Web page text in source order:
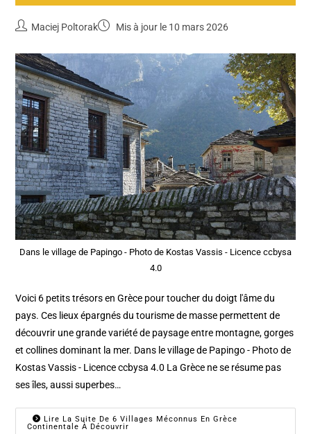
Maciej Poltorak Mis à jour le 10 mars 2026
Dans le village de Papingo - Photo de Kostas Vassis - Licence ccbysa
4.0
Voici 6 petits trésors en Grèce pour toucher du doigt l'âme du
pays. Ces lieux épargnés du tourisme de masse permettent de
découvrir une grande variété de paysage entre montagne, gorges
et collines dominant la mer. Dans le village de Papingo - Photo de
Kostas Vassis - Licence ccbysa 4.0 La Grèce ne se résume pas
ses îles, aussi superbes…
Lire La Suite De 6 Villages Méconnus En Grèce
Continentale À Découvrir